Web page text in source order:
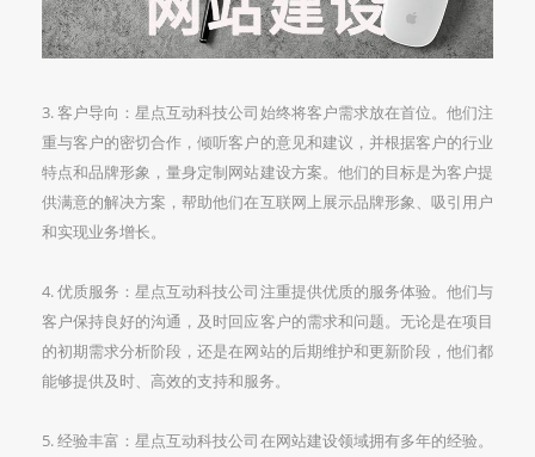
3. 客户导向：星点互动科技公司始终将客户需求放在首位。他们注
重与客户的密切合作，倾听客户的意见和建议，并根据客户的行业
特点和品牌形象，量身定制网站建设方案。他们的目标是为客户提
供满意的解决方案，帮助他们在互联网上展示品牌形象、吸引用户
和实现业务增长。
4. 优质服务：星点互动科技公司注重提供优质的服务体验。他们与
客户保持良好的沟通，及时回应客户的需求和问题。无论是在项目
的初期需求分析阶段，还是在网站的后期维护和更新阶段，他们都
能够提供及时、高效的支持和服务。
5. 经验丰富：星点互动科技公司在网站建设领域拥有多年的经验。